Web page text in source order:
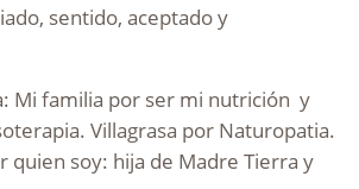
sentido, aceptado y
Mi familia por ser mi nutrición y
Villagrasa por Naturopatia.
quien soy: hija de Madre Tierra y